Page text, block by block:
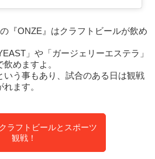
『ONZE』はクラフトビールが飲め
」や「ガージェリーエステラ」
めますよ。
いう事もあり、試合のある日は観戦
ます。
ラフトビールとスポーツ
観戦！